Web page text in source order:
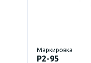
Маркировка
P2-95